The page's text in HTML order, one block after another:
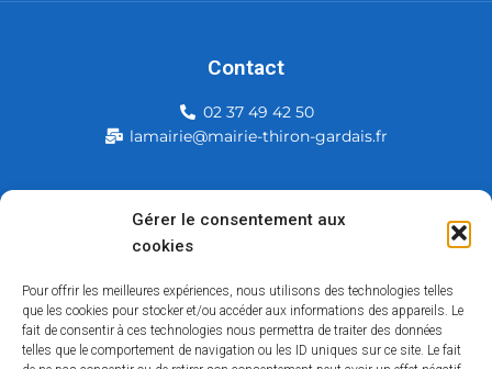
Gérer le consentement aux
cookies
Pour offrir les meilleures expériences, nous utilisons des technologies telles
que les cookies pour stocker et/ou accéder aux informations des appareils. Le
fait de consentir à ces technologies nous permettra de traiter des données
telles que le comportement de navigation ou les ID uniques sur ce site. Le fait
Mairie de Thiron-Gardais
28480 Thiron-Gardais
Contact
02 37 49 42 50
lamairie@mairie-thiron-gardais.fr